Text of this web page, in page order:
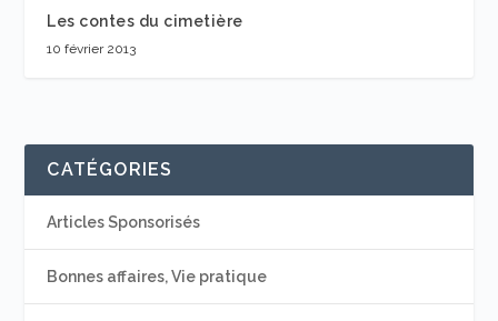
Les contes du cimetière
10 février 2013
CATÉGORIES
Articles Sponsorisés
Bonnes affaires, Vie pratique